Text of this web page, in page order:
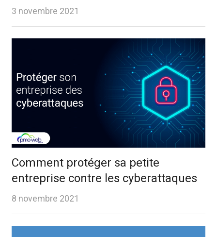
3 novembre 2021
Comment protéger sa petite
entreprise contre les cyberattaques
8 novembre 2021